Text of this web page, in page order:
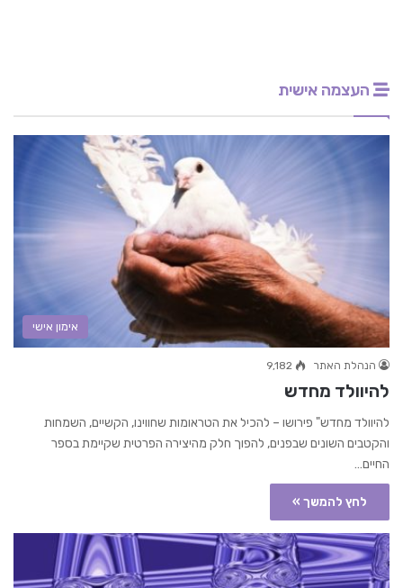
העצמה אישית
אימון אישי
הנהלת האתר 9,182
להיוולד מחדש
להיוולד מחדש" פירושו – להכיל את הטראומות שחווינו, הקשיים, השמחות
והקטבים השונים שבפנים, להפוך חלק מהיצירה הפרטית שקיימת בספר
החיים…
לחץ להמשך »